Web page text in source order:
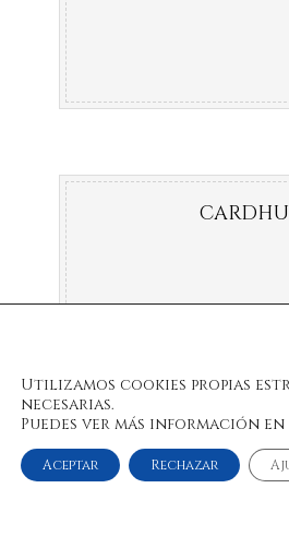
CARDHU
Utilizamos cookies propias
necesarias.
Puedes ver más información
Aceptar Rechazar